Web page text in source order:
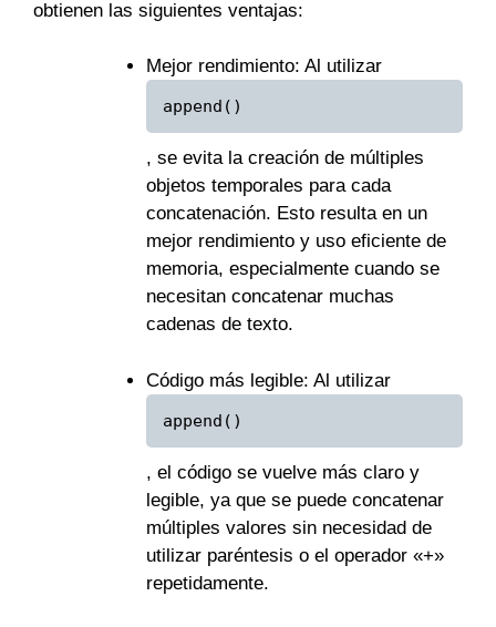
obtienen las siguientes ventajas:
Mejor rendimiento: Al utilizar
append()
, se evita la creación de múltiples
objetos temporales para cada
concatenación. Esto resulta en un
mejor rendimiento y uso eficiente de
memoria, especialmente cuando se
necesitan concatenar muchas
cadenas de texto.
Código más legible: Al utilizar
append()
, el código se vuelve más claro y
legible, ya que se puede concatenar
múltiples valores sin necesidad de
utilizar paréntesis o el operador «+»
repetidamente.